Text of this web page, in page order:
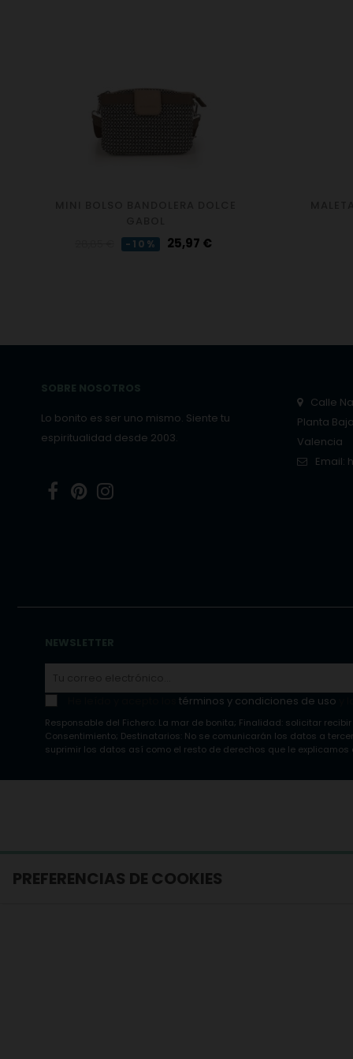
-10% Precio
25,97 €
SOBRE NOSOTROS
Lo bonito es ser uno mismo. Siente tu
espiritualidad desde 2003.
FacebookPinterest
Calle
Planta
Valencia
Email:
NEWSLETTER
términos y condiciones de uso
Responsable del Fichero: La mar de bonita; Finalidad: solicitar
Consentimiento; Destinatarios: No se comunicarán los datos a
suprimir los datos así como el resto de derechos que le explicamos
PREFERENCIAS DE COOKIES